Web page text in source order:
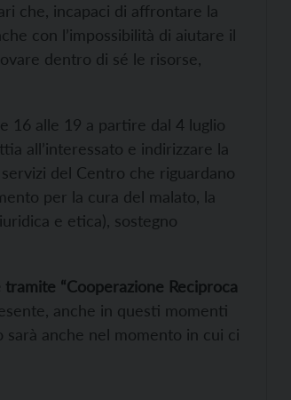
che, incapaci di affrontare la
con l’impossibilità di aiutare il
dentro di sé le risorse,
16 alle 19 a partire dal 4 luglio
all’interessato e indirizzare la
del Centro che riguardano
per la cura del malato, la
e etica), sostegno
“Cooperazione Reciproca
anche in questi momenti
anche nel momento in cui ci